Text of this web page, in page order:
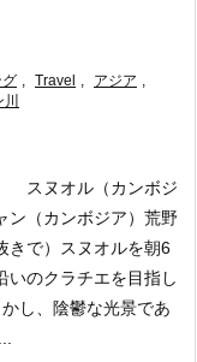
, Travel , アジア ,
スヌオル（カンボジ
ン（カンボジア）荒野
で）
スヌオルを朝6
いのクラチエを目指し
かし、陰鬱な光景であ